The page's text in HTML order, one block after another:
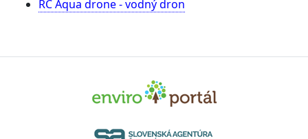
RC Aqua drone - vodný dron